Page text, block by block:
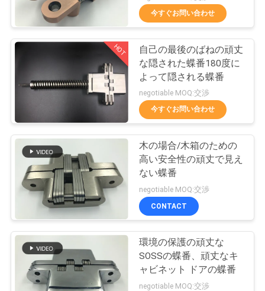
工
行
理
えない蝶番
調節可能な隠された
蝶番
3dによって隠され
る蝶番
41
今すぐお問い合わせ
HOT
自己の最後のばねの頑丈
な隠された蝶番180度に
よって隠される蝶番
negotiable MOQ:交渉
今すぐお問い合わせ
木の場合/木箱のための
高い安全性の頑丈で見え
ない蝶番
negotiable MOQ:交渉
CONTACT
環境の保護の頑丈な
SOSSの蝶番、頑丈なキ
ャビネット ドアの蝶番
negotiable MOQ:交渉